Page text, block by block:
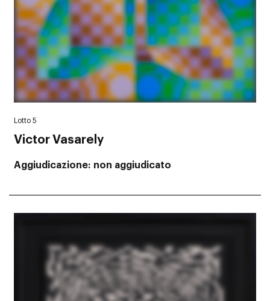
Lotto 5
Victor Vasarely
Aggiudicazione non aggiudicato